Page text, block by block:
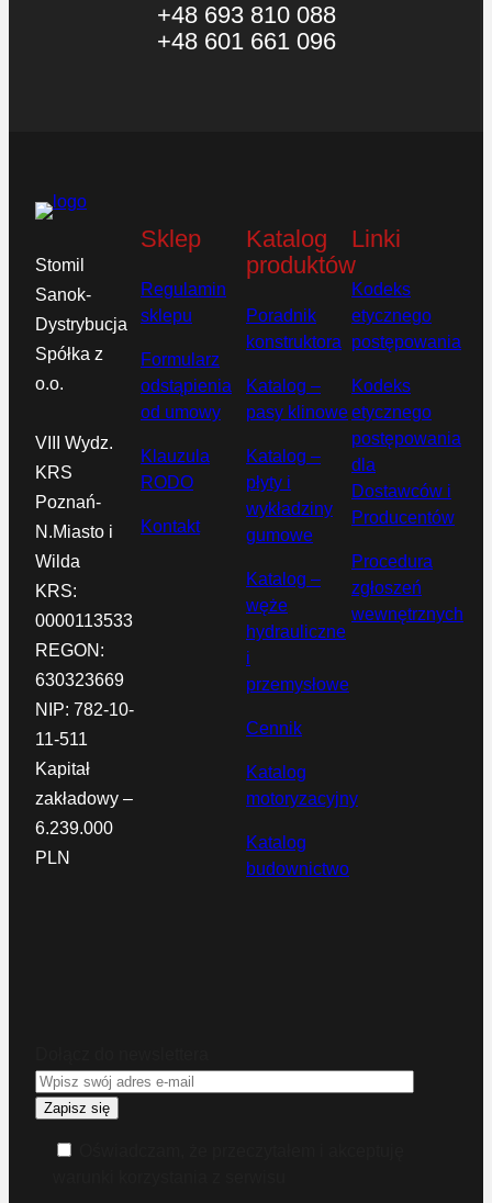
+48 693 810 088
+48 601 661 096
Stomil
Sanok-
Dystrybucja
Spółka z
o.o.
VIII Wydz.
KRS
Poznań-
N.Miasto i
Wilda
KRS:
0000113533
REGON:
630323669
NIP: 782-10-
11-511
Kapitał
zakładowy –
6.239.000
PLN
Sklep
Regulamin
sklepu
Formularz
odstąpienia
od umowy
Klauzula
RODO
Kontakt
Katalog
produktów
Poradnik
konstruktora
Katalog –
pasy klinowe
Katalog –
płyty i
wykładziny
gumowe
Katalog –
węże
hydrauliczne
i
przemysłowe
Cennik
Katalog
motoryzacyjny
Katalog
budownictwo
Linki
Kodeks
etycznego
postępowania
Kodeks
etycznego
postępowania
dla
Dostawców i
Producentów
Procedura
zgłoszeń
wewnętrznych